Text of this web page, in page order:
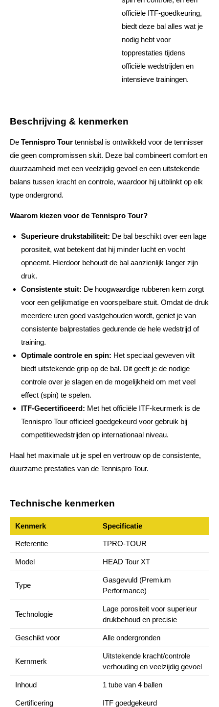
officiële ITF-goedkeuring,
biedt deze bal alles wat je
nodig hebt voor
topprestaties tijdens
officiële wedstrijden en
intensieve trainingen.
Beschrijving & kenmerken
De Tennispro Tour tennisbal is ontwikkeld voor de tennisser
die geen compromissen sluit. Deze bal combineert comfort en
duurzaamheid met een veelzijdig gevoel en een uitstekende
balans tussen kracht en controle, waardoor hij uitblinkt op elk
type ondergrond.
Waarom kiezen voor de Tennispro Tour?
Superieure drukstabiliteit: De bal beschikt over een lage
porositeit, wat betekent dat hij minder lucht en vocht
opneemt. Hierdoor behoudt de bal aanzienlijk langer zijn
druk.
Consistente stuit: De hoogwaardige rubberen kern zorgt
voor een gelijkmatige en voorspelbare stuit. Omdat de druk
meerdere uren goed vastgehouden wordt, geniet je van
consistente balprestaties gedurende de hele wedstrijd of
training.
Optimale controle en spin: Het speciaal geweven vilt
biedt uitstekende grip op de bal. Dit geeft je de nodige
controle over je slagen en de mogelijkheid om met veel
effect (spin) te spelen.
ITF-Gecertificeerd: Met het officiële ITF-keurmerk is de
Tennispro Tour officieel goedgekeurd voor gebruik bij
competitiewedstrijden op internationaal niveau.
Haal het maximale uit je spel en vertrouw op de consistente,
duurzame prestaties van de Tennispro Tour.
Technische kenmerken
Kenmerk Specificatie
Referentie TPRO-TOUR
Model HEAD Tour XT
Type
Gasgevuld (Premium
Performance)
Technologie
Lage porositeit voor superieur
drukbehoud en precisie
Geschikt voor Alle ondergronden
Kernmerk
Uitstekende kracht/controle
verhouding en veelzijdig gevoel
Inhoud 1 tube van 4 ballen
Certificering ITF goedgekeurd